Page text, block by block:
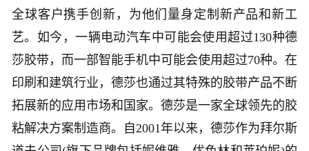
全球客户携手创新，为他们量身定制新产品和新工
艺。如今，一辆电动汽车中可能会使用超过130种德
莎胶带，而一部智能手机中可能会使用超过70种。在
印刷和建筑行业，德莎也通过其特殊的胶带产品不断
拓展新的应用市场和国家。德莎是一家全球领先的胶
粘解决方案制造商。自2001年以来，德莎作为拜尔斯